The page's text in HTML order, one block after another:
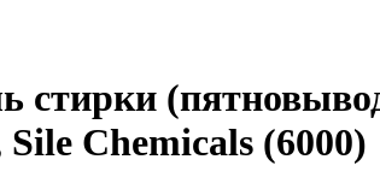
стирки
Chemicals (6000)